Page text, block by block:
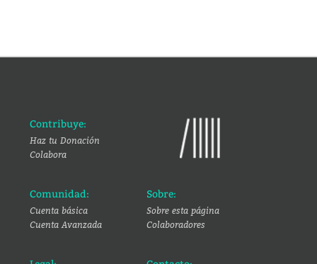
Contribuye:
Haz tu Donación
Colabora
Comunidad:
Cuenta básica
Cuenta Avanzada
Sobre:
Sobre esta página
Colaboradores